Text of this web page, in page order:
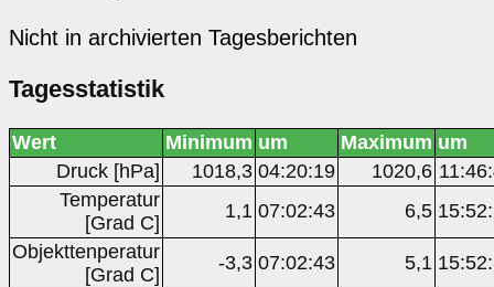
Nicht in archivierten Tagesberichten
Tagesstatistik
Wert Minimum um Maximum um
Druck [hPa]
1018,3 04:20:19 1020,6
Temperatur
[Grad C]
1,1 07:02:43 6,5
Objekttenperatur
[Grad C]
-3,3 07:02:43 5,1